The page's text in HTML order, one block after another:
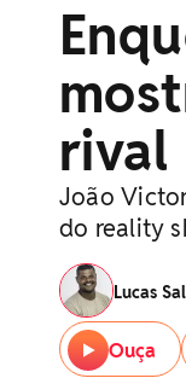
rival
João
do reality
Lucas
Ouça